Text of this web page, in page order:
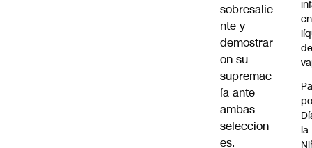
sobresalie
nte y
demostrar
on su
supremac
ía ante
ambas
seleccion
es.
en
de
la